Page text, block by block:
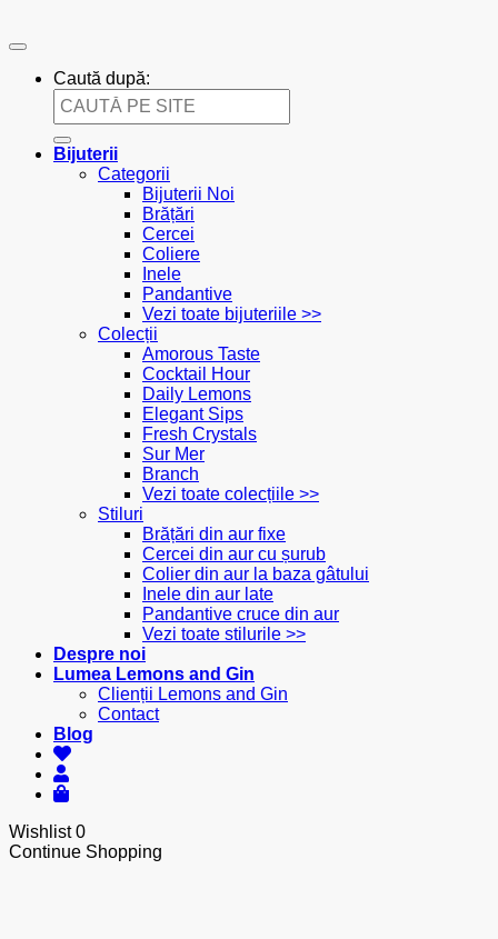
Caută după:
Bijuterii
Categorii
Bijuterii Noi
Brățări
Cercei
Coliere
Inele
Pandantive
Vezi toate bijuteriile >>
Colecții
Amorous Taste
Cocktail Hour
Daily Lemons
Elegant Sips
Fresh Crystals
Sur Mer
Branch
Vezi toate colecțiile >>
Stiluri
Brățări din aur fixe
Cercei din aur cu șurub
Colier din aur la baza gâtului
Inele din aur late
Pandantive cruce din aur
Vezi toate stilurile >>
Despre noi
Lumea Lemons and Gin
Clienții Lemons and Gin
Contact
Blog
Wishlist0
Continue Shopping